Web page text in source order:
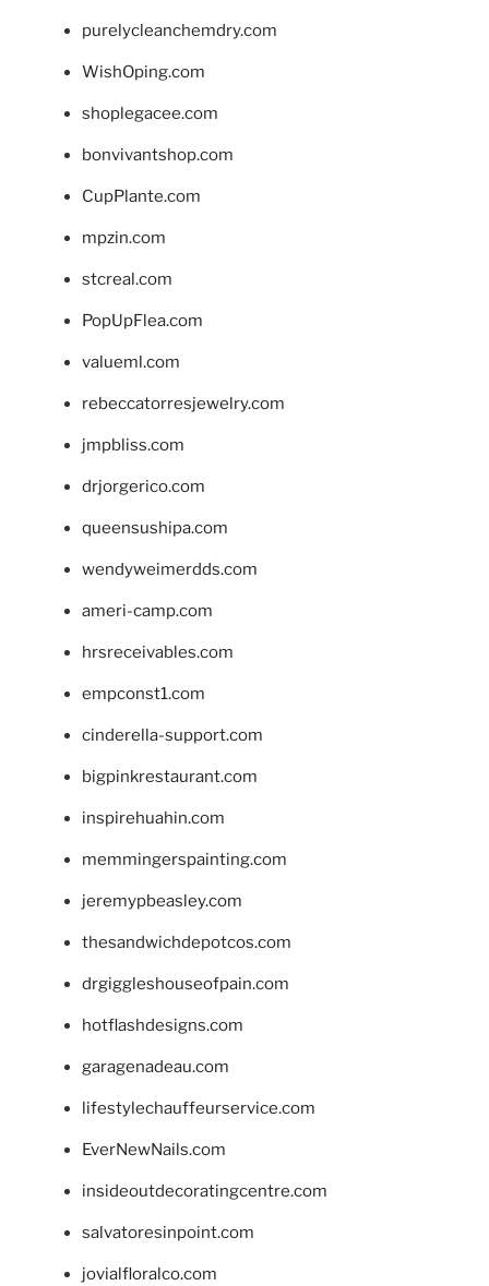
purelycleanchemdry.com
WishOping.com
shoplegacee.com
bonvivantshop.com
CupPlante.com
mpzin.com
stcreal.com
PopUpFlea.com
valueml.com
rebeccatorresjewelry.com
jmpbliss.com
drjorgerico.com
queensushipa.com
wendyweimerdds.com
ameri-camp.com
hrsreceivables.com
empconst1.com
cinderella-support.com
bigpinkrestaurant.com
inspirehuahin.com
memmingerspainting.com
jeremypbeasley.com
thesandwichdepotcos.com
drgiggleshouseofpain.com
hotflashdesigns.com
garagenadeau.com
lifestylechauffeurservice.com
EverNewNails.com
insideoutdecoratingcentre.com
salvatoresinpoint.com
jovialfloralco.com